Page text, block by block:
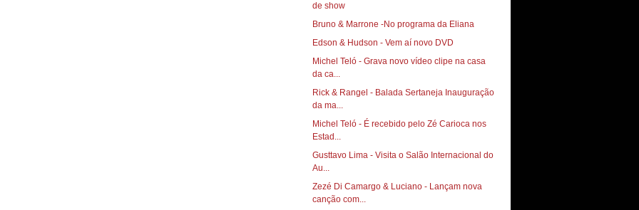
de show
Bruno & Marrone -No programa da Eliana
Edson & Hudson - Vem aí novo DVD
Michel Teló - Grava novo vídeo clipe na casa
da ca...
Rick & Rangel - Balada Sertaneja Inauguração
da ma...
Michel Teló - É recebido pelo Zé Carioca nos
Estad...
Gusttavo Lima - Visita o Salão Internacional do
Au...
Zezé Di Camargo & Luciano - Lançam nova
canção com...